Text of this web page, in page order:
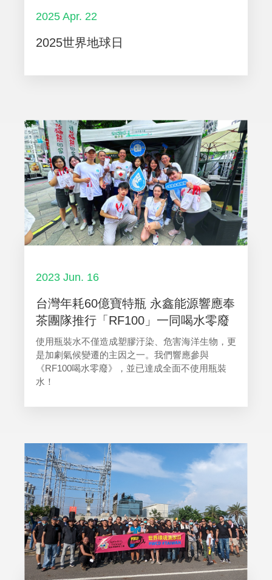
2025 Apr. 22
2025世界地球日
2023 Jun. 16
台灣年耗60億寶特瓶 永鑫能源響應奉
茶團隊推行「RF100」一同喝水零廢
使用瓶裝水不僅造成塑膠汙染、危害海洋生物，更
是加劇氣候變遷的主因之一。我們響應參與
《RF100喝水零廢》，並已達成全面不使用瓶裝
水！